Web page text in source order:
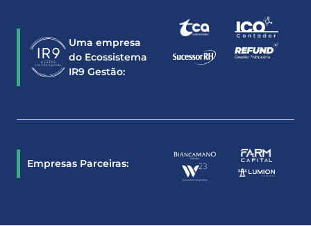
Uma empresa
do Ecossistema
IR9 Gestão:
Empresas Parceiras: